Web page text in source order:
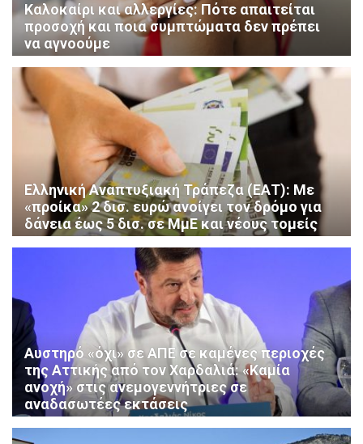
Καλοκαίρι και αλλεργίες: Πότε απαιτείται
προσοχή και ποια συμπτώματα δεν πρέπει
να αγνοούμε
Ελληνική Αναπτυξιακή Τράπεζα (ΕΑΤ): Με
«προίκα» 2 δισ. ευρώ ανοίγει τον δρόμο για
δάνεια έως 5 δισ. σε ΜμΕ και νέους τομείς
Αυστηρό «όχι» σε ΑΠΕ σε καμένες περιοχές
της Αττικής από τον Χαρδαλιά: «Καμία
ανοχή» στις ανεμογεννήτριες σε
αναδασωτέες εκτάσεις